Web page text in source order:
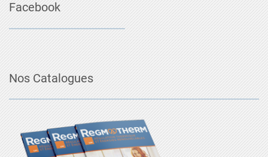
Facebook
Nos Catalogues